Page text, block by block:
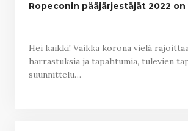
Ropeconin pääjärjestäjät 2022
Hei kaikki! Vaikka korona vielä
harrastuksia ja tapahtumia, tulevien
suunnittelu…